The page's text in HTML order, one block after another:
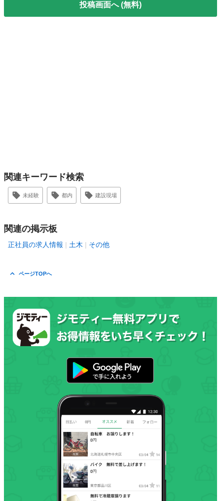
投稿画面へ (無料)
関連キーワード検索
未経験 都内 建設現場
関連の掲示板
正社員の求人情報 土木 その他
ページTOPへ